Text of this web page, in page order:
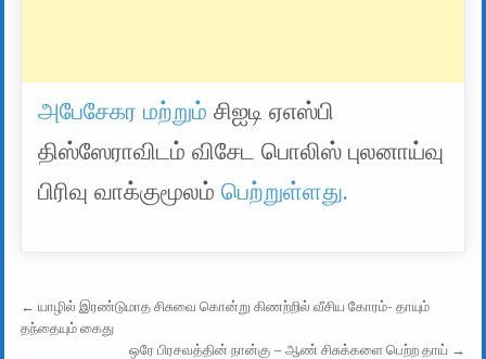
அபேசேகர மற்றும் சிஐடி ஏஎஸ்பி
திஸ்ஸேராவிடம் விசேட பொலிஸ் புலனாய்வு
பிரிவு வாக்குமூலம்பெற்றுள்ளது.
Post navigation
← யாழில் இரண்டுமாத சிசுவை கொன்று கிணற்றில் வீசிய கோரம்- தாயும்
தந்தையும் கைது
ஒரே பிரசவத்தின் நான்கு – ஆண் சிசுக்களை பெற்ற தாய் →